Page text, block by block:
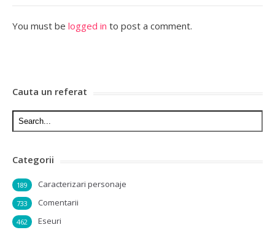
You must be logged in to post a comment.
Cauta un referat
Categorii
Caracterizari personaje
189
Comentarii
733
Eseuri
462